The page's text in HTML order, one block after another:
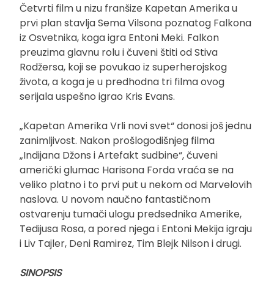
Četvrti film u nizu franšize Kapetan Amerika u
prvi plan stavlja Sema Vilsona poznatog Falkona
iz Osvetnika, koga igra Entoni Meki. Falkon
preuzima glavnu rolu i čuveni štiti od Stiva
Rodžersa, koji se povukao iz superherojskog
života, a koga je u predhodna tri filma ovog
serijala uspešno igrao Kris Evans.
„Kapetan Amerika Vrli novi svet“ donosi još jednu
zanimljivost. Nakon prošlogodišnjeg filma
„Indijana Džons i Artefakt sudbine“, čuveni
američki glumac Harisona Forda vraća se na
veliko platno i to prvi put u nekom od Marvelovih
naslova. U novom naučno fantastičnom
ostvarenju tumači ulogu predsednika Amerike,
Tedijusa Rosa, a pored njega i Entoni Mekija igraju
i Liv Tajler, Deni Ramirez, Tim Blejk Nilson i drugi.
SINOPSIS